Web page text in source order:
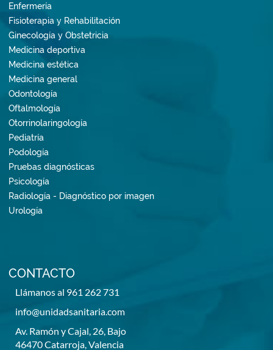
Enfermería
Fisioterapia y Rehabilitación
Ginecología y Obstetricia
Medicina deportiva
Medicina estética
Medicina general
Odontología
Oftalmología
Otorrinolaringología
Pediatría
Podología
Pruebas diagnósticas
Psicología
Radiología - Diagnóstico por imagen
Urología
CONTACTO
Llámanos al 961 262 731
info@unidadsanitaria.com
Av. Ramón y Cajal, 26, Bajo
46470 Catarroja, Valencia